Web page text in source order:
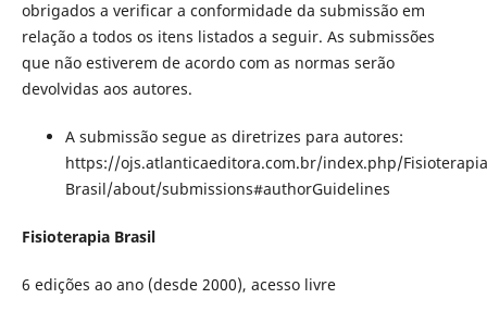
obrigados a verificar a conformidade da submissão em
relação a todos os itens listados a seguir. As submissões
que não estiverem de acordo com as normas serão
devolvidas aos autores.
A submissão segue as diretrizes para autores:
https://ojs.atlanticaeditora.com.br/index.php/
Brasil/about/submissions#authorGuidelines
Fisioterapia Brasil
6 edições ao ano (desde 2000), acesso livre